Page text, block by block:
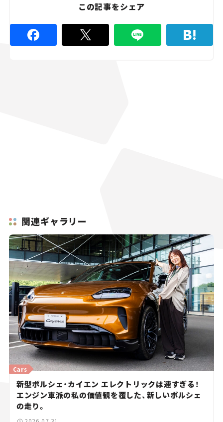
この記事をシェア
関連ギャラリー
Cars
新型ポルシェ・カイエン エレクトリックは速すぎる！
エンジン車派の私の価値観を覆した、新しいポルシェ
の走り。